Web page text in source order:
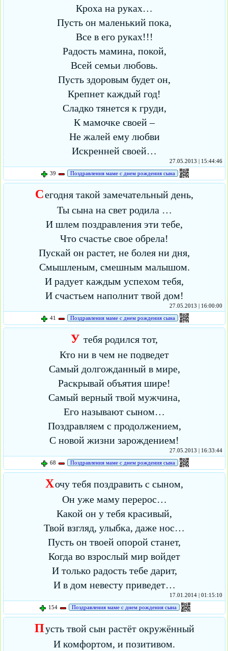
Кроха на руках…
Пусть он маленький пока,
Все в его руках!!!
Радость мамина, покой,
Всей семьи любовь.
Пусть здоровым будет он,
Крепнет каждый год!
Сладко тянется к груди,
К мамочке своей –
Не жалей ему любви
Искренней своей…
27.05.2013 | 15:44:46
39
Поздравления маме с днем рождения сына
Сегодня такой замечательный день,
Ты сына на свет родила …
И шлем поздравления эти тебе,
Что счастье свое обрела!
Пускай он растет, не болея ни дня,
Смышленым, смешным малышом.
И радует каждым успехом тебя,
И счастьем наполнит твой дом!
27.05.2013 | 16:00:00
41
Поздравления маме с днем рождения сына
У тебя родился тот,
Кто ни в чем не подведет
Самый долгожданный в мире,
Раскрывай объятия шире!
Самый верный твой мужчина,
Его называют сыном…
Поздравляем с продолжением,
С новой жизни зарождением!
27.05.2013 | 16:33:44
68
Поздравления маме с днем рождения сына
Хочу тебя поздравить с сыном,
Он уже маму перерос…
Какой он у тебя красивый,
Твой взгляд, улыбка, даже нос…
Пусть он твоей опорой станет,
Когда во взрослый мир войдет
И только радость тебе дарит,
И в дом невесту приведет…
17.01.2014 | 01:15:10
154
Поздравления маме с днем рождения сына
Пусть твой сын растёт окружённый
И комфортом, и позитивом.